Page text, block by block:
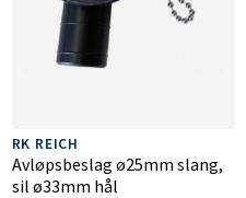
RK REICH
Avløpsbeslag ø25mm slang,
sil ø33mm hål